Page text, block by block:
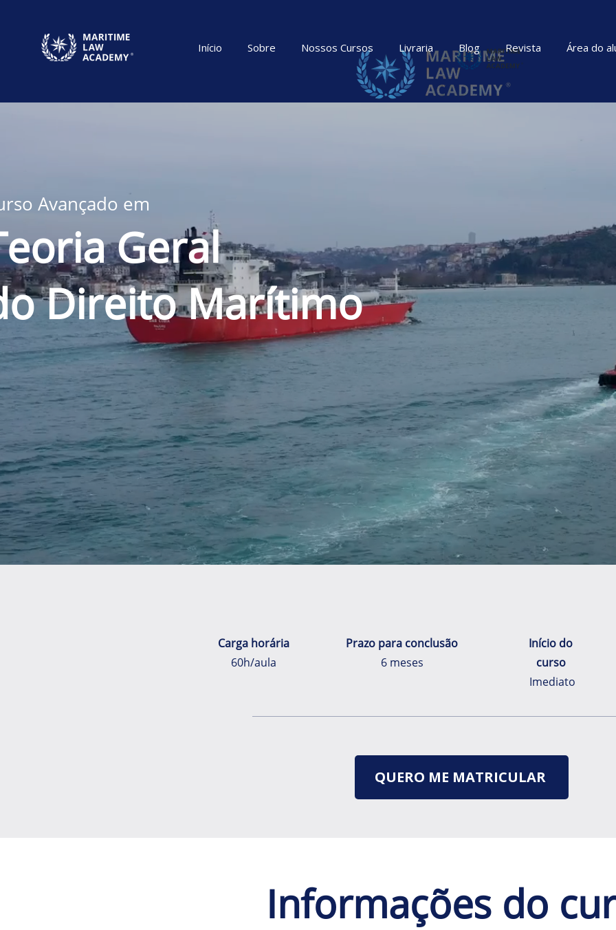
Início Sobre Nossos Cursos Livraria Blog Revista Área do
Avançado em
Geral
Direito Marítimo
Carga horária
60h/aula
Prazo para conclusão
6 meses
Início do
curso
Imediato
QUERO ME MATRICULAR
Informações do